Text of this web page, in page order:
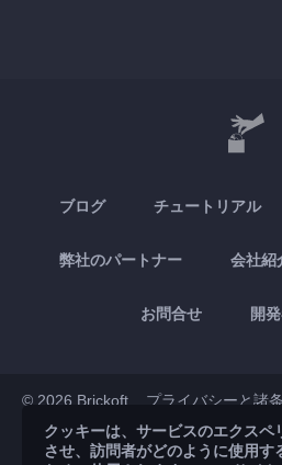
ブログ チュートリアル
弊社のパートナー 会社紹
お問合せ 開
© 2026 Brickoft プライバシーと諸
App Store
クッキーは、サービスのエクスペ
させ、訪問者がどのように使用す